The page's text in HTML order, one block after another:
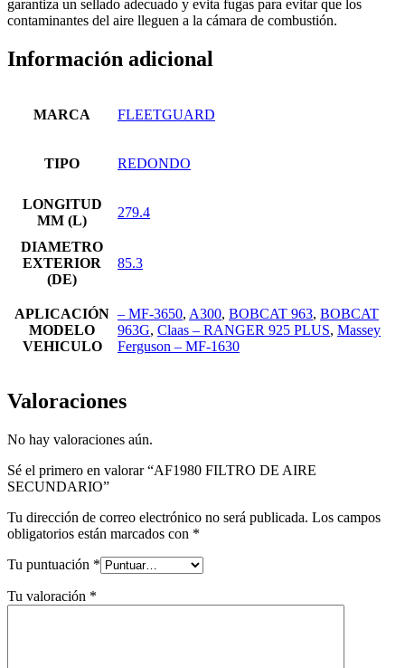
garantiza un sellado adecuado y evita fugas para evitar que los
contaminantes del aire lleguen a la cámara de combustión.
Información adicional
MARCA FLEETGUARD
TIPO REDONDO
LONGITUD
MM (L)
279.4
DIAMETRO
EXTERIOR
(DE)
85.3
APLICACIÓN
MODELO
VEHICULO
– MF-3650, A300, BOBCAT 963, BOBCAT
963G, Claas – RANGER 925 PLUS, Massey
Ferguson – MF-1630
Valoraciones
No hay valoraciones aún.
Sé el primero en valorar “AF1980 FILTRO DE AIRE
SECUNDARIO”
Tu dirección de correo electrónico no será publicada. Los campos
obligatorios están marcados con *
Tu puntuación *
Tu valoración *